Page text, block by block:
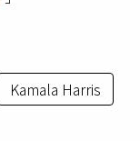
Kamala Harris